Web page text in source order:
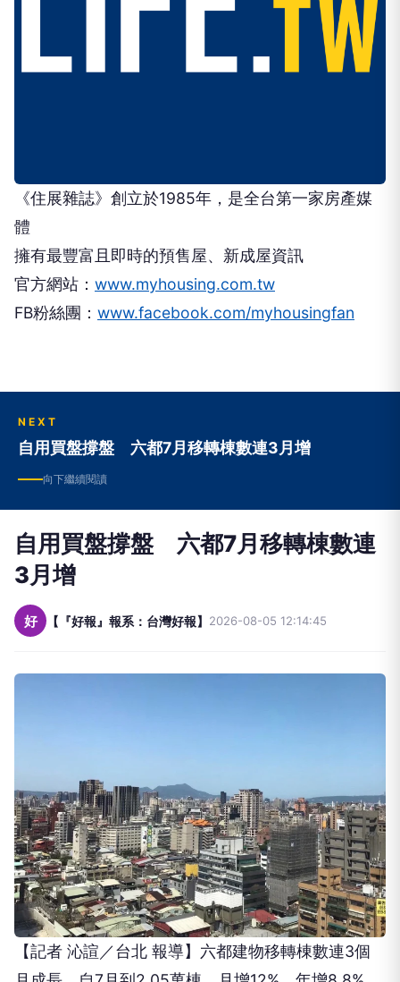
《住展雜誌》創立於1985年，是全台第一家房產媒
體
擁有最豐富且即時的預售屋、新成屋資訊
官方網站： www.myhousing.com.tw
FB粉絲團： www.facebook.com/myhousingfan
NEXT
自用買盤撐盤 六都7月移轉棟數連3月增
向下繼續閱讀
自用買盤撐盤 六都7月移轉棟數連
3月增
好 【『好報』報系：台灣好報】 2026-08-05 12:14:45
【記者 沁諠／台北 報導】六都建物移轉棟數連3個